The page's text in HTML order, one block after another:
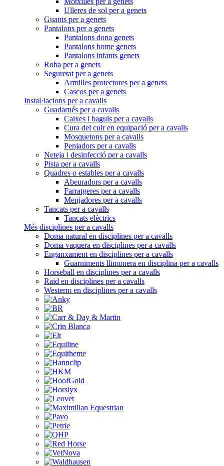
Ulleres de sol per a genets
Guants per a genets
Pantalons per a genets
Pantalons dona genets
Pantalons home genets
Pantalons infants genets
Roba per a genets
Seguretat per a genets
Armilles protectores per a genets
Cascos per a genets
Instal·lacions per a cavalls
Guadarnés per a cavalls
Caixes i baguls per a cavalls
Cura del cuir en equipació per a cavalls
Mosquetons per a cavalls
Penjadors per a cavalls
Neteja i desinfecció per a cavalls
Pista per a cavalls
Quadres o estables per a cavalls
Abeuradors per a cavalls
Farratgeres per a cavalls
Menjadores per a cavalls
Tancats per a cavalls
Tancats elèctrics
Més disciplines per a cavalls
Doma natural en disciplines per a cavalls
Doma vaquera en disciplines per a cavalls
Enganxament en disciplines per a cavalls
Guarniments llimonera en disciplina per a cavalls
Horseball en disciplines per a cavalls
Raid en disciplines per a cavalls
Westerm en disciplines per a cavalls